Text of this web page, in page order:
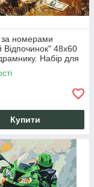
за номерами
Відпочинок" 48x60
Набір для
антистрес,
Купити